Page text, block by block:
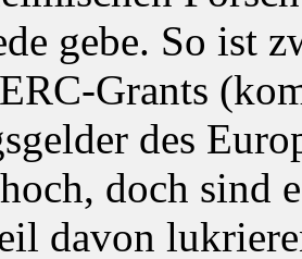
gebe. So ist
Grants
des
doch sind
davon